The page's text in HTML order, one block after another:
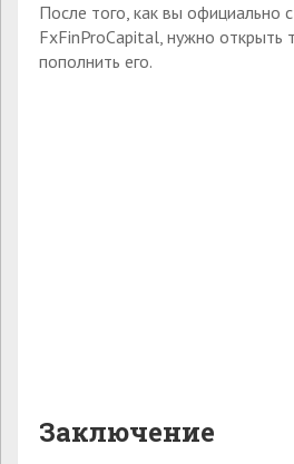
После того, как вы официально
FxFinProCapital, нужно открыть
пополнить его.
Заключение